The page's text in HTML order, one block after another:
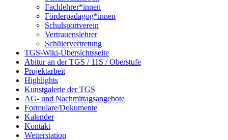
Fachlehrer*innen
Förderpadagog*innen
Schulsportverein
Vertrauenslehrer
Schülervertretung
TGS-Wiki-Übersichtsseite
Abitur an der TGS / 11S / Oberstufe
Projektarbeit
Highlights
Kunstgalerie der TGS
AG- und Nachmittagsangebote
Formulare/Dokumente
Kalender
Kontakt
Wetterstation